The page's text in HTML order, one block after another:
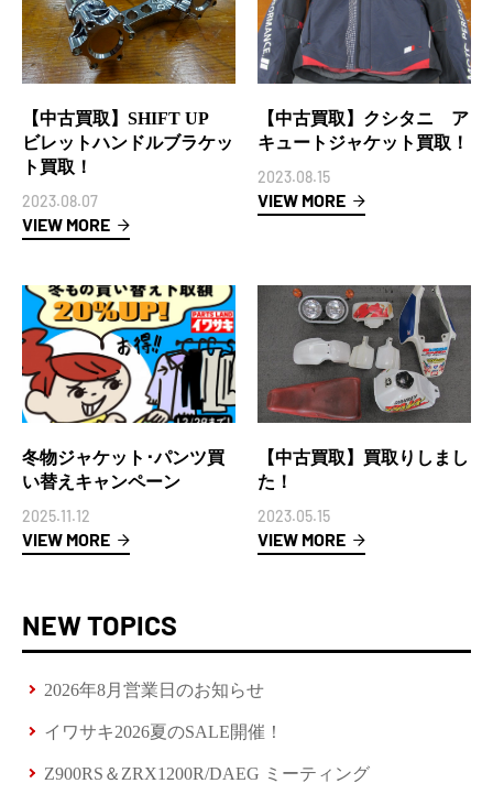
【中古買取】SHIFT UP
ビレットハンドルブラケッ
ト買取！
2023.08.07
VIEW MORE
【中古買取】クシタニ ア
キュートジャケット買取！
2023.08.15
VIEW MORE
冬物ジャケット･パンツ買
い替えキャンペーン
2025.11.12
VIEW MORE
【中古買取】買取りしまし
た！
2023.05.15
VIEW MORE
NEW TOPICS
2026年8月営業日のお知らせ
イワサキ2026夏のSALE開催！
Z900RS＆ZRX1200R/DAEG ミーティング